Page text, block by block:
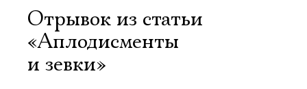
Отрывок из статьи
«Аплодисменты
и зевки»